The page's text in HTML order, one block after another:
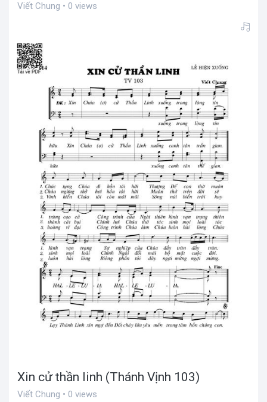
Viết Chung • 0 views
Xin cử thần linh (Thánh Vịnh 103)
Viết Chung • 0 views